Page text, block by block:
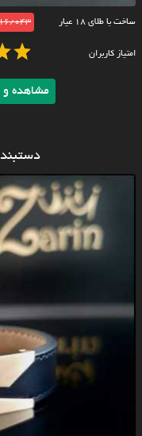
ساخت با طلای ۱۸ عیار 043
امتیاز کاربران
مشاهده و
دستبند